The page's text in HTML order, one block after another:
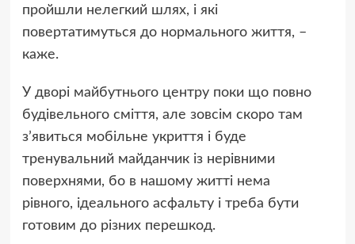
пройшли нелегкий шлях, і які
повертатимуться до нормального життя, –
каже.
У дворі майбутнього центру поки що повно
будівельного сміття, але зовсім скоро там
зʼявиться мобільне укриття і буде
тренувальний майданчик із нерівними
поверхнями, бо в нашому житті нема
рівного, ідеального асфальту і треба бути
готовим до різних перешкод.